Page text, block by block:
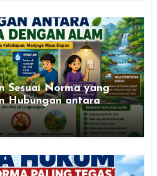
Sesuai Norma yang
Hubungan antara
Alam